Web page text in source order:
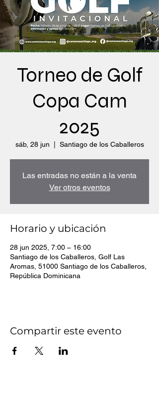
Torneo de Golf
Copa Cam
2025
sáb, 28 jun Santiago de los Caballeros
Las entradas no están a la venta
Ver otros eventos
Horario y ubicación
28 jun 2025, 7:00 – 16:00
Santiago de los Caballeros, Golf Las
Aromas, 51000 Santiago de los Caballeros,
República Dominicana
Compartir este evento